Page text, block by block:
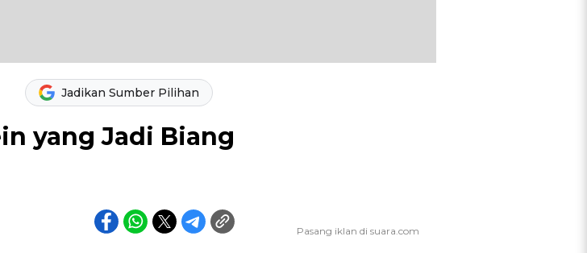
Jadikan Sumber Pilihan
yang Jadi Biang